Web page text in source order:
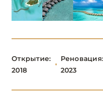
Emerald Maldives Resort &
InterContinental
JOALI Being
Открытие:
2018
Реновация:
2023